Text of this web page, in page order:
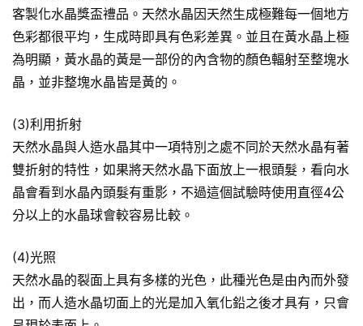
客製化水晶獎盃禮品。天然水晶因天然生成極難每一個地方
色彩都很平均，生成時即具有色彩差異。並且在黃水晶上極
為明顯，黃水晶的黃是一部份的內含物的顏色輻射至整塊水
晶，並非整塊水晶皆是黃的。
(3)利用折射
天然水晶與人造水晶其中一項特別之處不同於天然水晶有著
雙折射的特性，如果將天然水晶下面放上一根頭髮，看向水
晶會看到水晶內頭髮有重影，不過這個試驗時使用直徑4公
分以上的水晶球會較容易比較。
(4)光照
天然水晶的裂面上具有多樣的光色，此種光色是由內而外發
出，而人造水晶切面上的光是加入氧化鉛之後才具有，只會